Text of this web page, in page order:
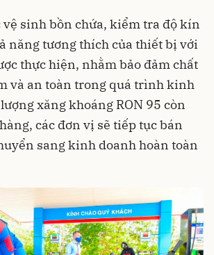
sinh bồn chứa, kiểm tra độ kín
năng tương thích của thiết bị với
thực hiện, nhằm bảo đảm chất
và an toàn trong quá trình kinh
xăng khoáng RON 95 còn
các đơn vị sẽ tiếp tục bán
sang kinh doanh hoàn toàn